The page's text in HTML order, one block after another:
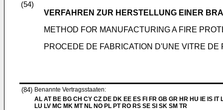
(54)
VERFAHREN ZUR HERSTELLUNG EINER
METHOD FOR MANUFACTURING A FIRE
PROCEDE DE FABRICATION D'UNE VITRE
(84) Benannte Vertragsstaaten:
AL AT BE BG CH CY CZ DE DK EE ES FI FR GB GR HR HU IE IS IT
LU LV MC MK MT NL NO PL PT RO RS SE SI SK SM TR